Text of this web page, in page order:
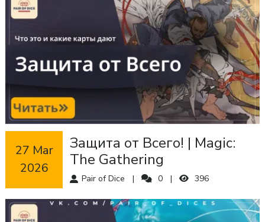
Pair of Dice 0 396
2026
Защита от Всего! | Magic:
The Gathering